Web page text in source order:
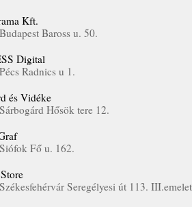
Kft.
Baross u. 50.
Digital
Radnics u 1.
és Vidéke
Hősök tere 12.
Fő u. 162.
Seregélyesi út 113.